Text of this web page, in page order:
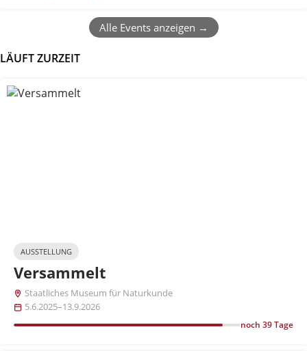
Alle Events anzeigen →
LÄUFT ZURZEIT
AUSSTELLUNG
Versammelt
Staatliches Museum für Naturkunde
5.6.2025–13.9.2026
noch 39 Tage